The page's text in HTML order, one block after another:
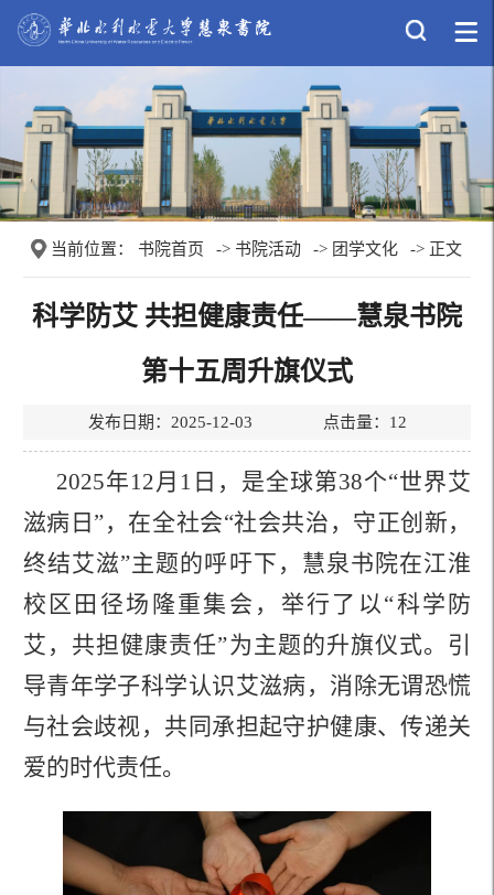
当前位置： 书院首页 -> 书院活动 -> 团学文化 -> 正文
科学防艾 共担健康责任——慧泉书院
第十五周升旗仪式
发布日期：2025-12-03 点击量： 12
2025年12月 1 日，是全球第38个“世界艾
滋病日”，在全社会“社会共治，守正创新，
终结艾滋”主题的呼吁下，慧泉书院在江淮
校区田径场隆重集会，举行了以“科学防
艾，共担健康责任”为主题的升旗仪式。引
导青年学子科学认识艾滋病，消除无谓恐慌
与社会歧视，共同承担起守护健康、传递关
爱的时代责任。